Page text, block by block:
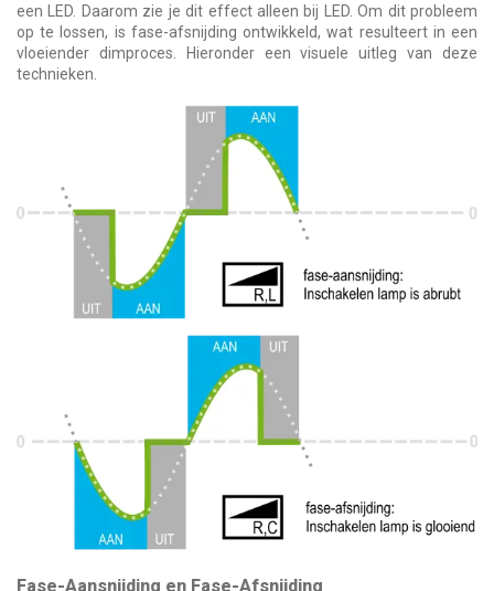
een LED. Daarom zie je dit effect alleen bij LED. Om dit probleem
op te lossen, is fase-afsnijding ontwikkeld, wat resulteert in een
vloeiender dimproces. Hieronder een visuele uitleg van deze
technieken.
Fase-Aansnijding en Fase-Afsnijding